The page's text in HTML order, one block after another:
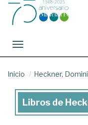
Toggle navigation
Inicio Heckner,
Libros
Libros de